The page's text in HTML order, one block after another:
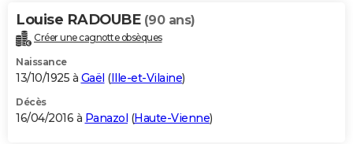
Louise RADOUBE (90 ans)
Créer une cagnotte obsèques
Naissance
13/10/1925 à Gaël (Ille-et-Vilaine)
Décès
16/04/2016 à Panazol (Haute-Vienne)